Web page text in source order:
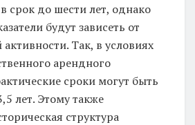
срок до шести лет, однако
будут зависеть от
Так, в условиях
арендного
сроки могут быть
лет. Этому также
структура